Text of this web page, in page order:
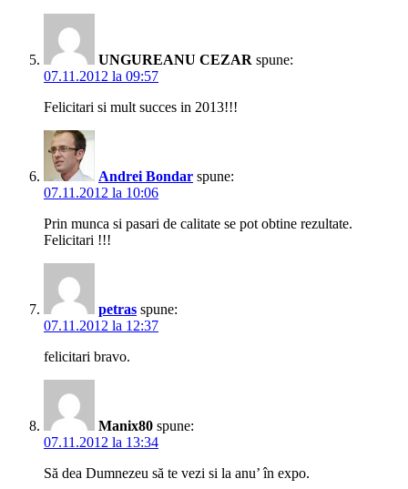
UNGUREANU CEZAR spune:
07.11.2012 la 09:57
Felicitari si mult succes in 2013!!!
Andrei Bondar spune:
07.11.2012 la 10:06
Prin munca si pasari de calitate se pot obtine rezultate.
Felicitari !!!
petras spune:
07.11.2012 la 12:37
felicitari bravo.
Manix80 spune:
07.11.2012 la 13:34
Să dea Dumnezeu să te vezi si la anu’ în expo.